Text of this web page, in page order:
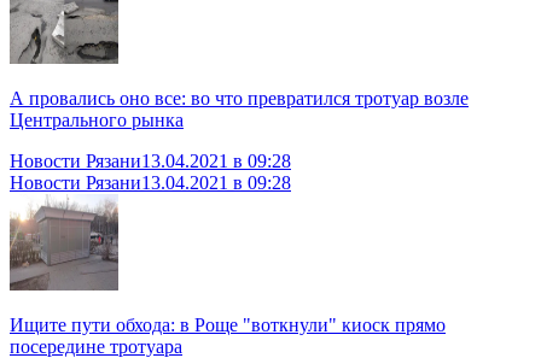
А провались оно все: во что превратился тротуар возле
Центрального рынка
Новости Рязани13.04.2021 в 09:28
Новости Рязани13.04.2021 в 09:28
Ищите пути обхода: в Роще "воткнули" киоск прямо
посередине тротуара